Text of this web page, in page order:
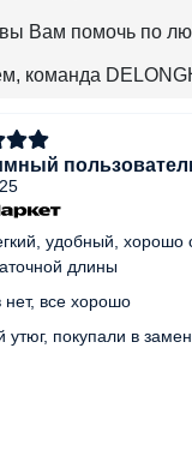
Вам помочь по
команда
удобный, хорошо
длины
нет, все хорошо
покупали в